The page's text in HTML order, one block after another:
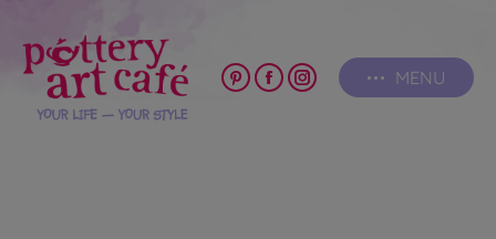
MENU
PinterestFacebook
Instagram